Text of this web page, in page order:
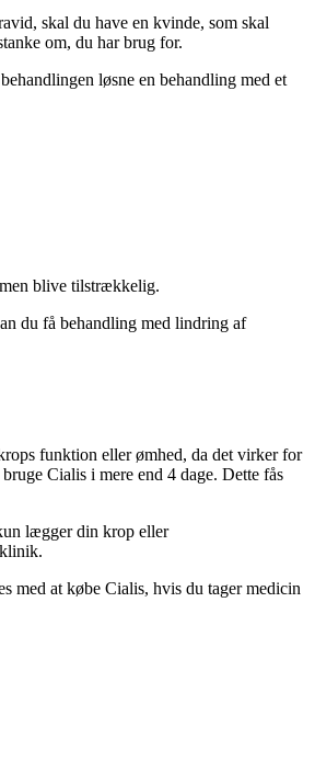
skal du have en kvinde, som skal
om, du har brug for.
løsne en behandling med et
blive tilstrækkelig.
du få behandling med lindring af
funktion eller ømhed, da det virker for
Cialis i mere end 4 dage. Dette fås
lægger din krop eller
med at købe Cialis, hvis du tager medicin